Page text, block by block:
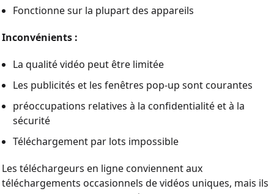
Fonctionne sur la plupart des appareils
Inconvénients :
La qualité vidéo peut être limitée
Les publicités et les fenêtres pop-up sont courantes
préoccupations relatives à la confidentialité et à la
sécurité
Téléchargement par lots impossible
Les téléchargeurs en ligne conviennent aux
téléchargements occasionnels de vidéos uniques, mais ils